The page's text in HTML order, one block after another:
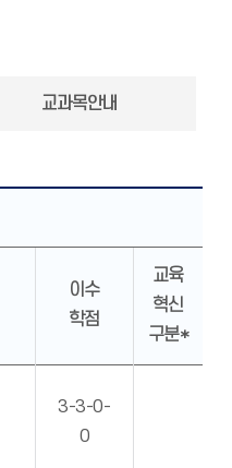
교과목안내
이수
학점
교육
혁신
구분*
3-3-0-
0